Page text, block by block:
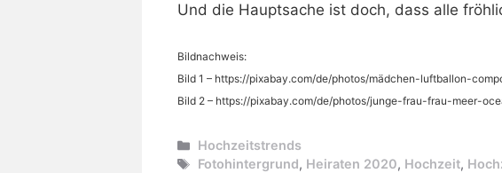
Und die Hauptsache ist doch, dass alle
Bildnachweis:
Bild 1 – https://pixabay.com/de/photos/mädchen-luftballon-
Bild 2 – https://pixabay.com/de/photos/junge-frau-frau-meer-
Kategorien
Hochzeitstrends
Schlagwörter
Fotohintergrund, Heiraten 2020, Hochzeit,